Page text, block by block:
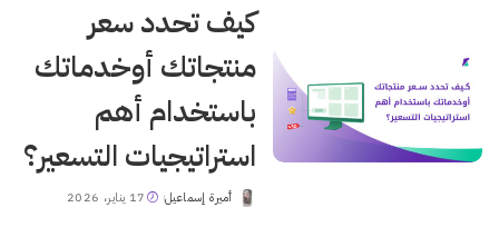
كيف تحدد سعر
منتجاتك أوخدماتك
باستخدام أهم
استراتيجيات التسعير؟
Postedأميرة إسماعيل 17 يناير، 2026